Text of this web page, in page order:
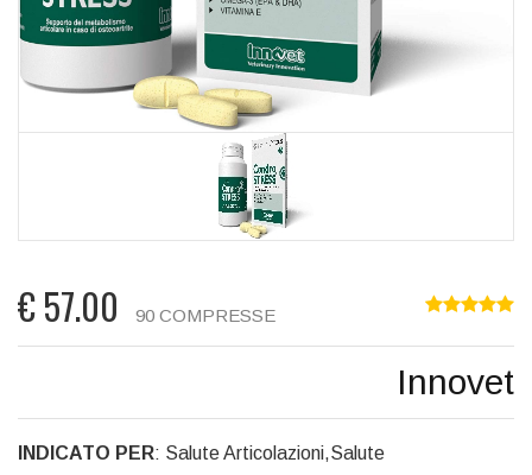
€57.00 90 COMPRESSE
Innovet
INDICATO PER: Salute Articolazioni,Salute